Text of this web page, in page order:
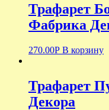
Трафарет
Фабрика
270.00Р В корзину
Трафарет
Декора